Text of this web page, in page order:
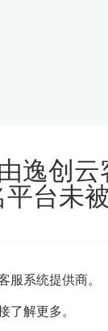
逸创
台未
系统提供商。
解更多。